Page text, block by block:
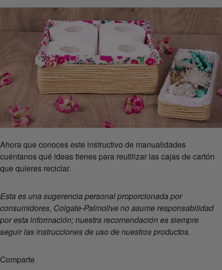
Ahora que conoces este instructivo de manualidades
cuéntanos qué ideas tienes para reutilizar las cajas de cartón
que quieres reciclar.
Esta es una sugerencia personal proporcionada por
consumidores, Colgate-Palmolive no asume responsabilidad
por esta información; nuestra recomendación es siempre
seguir las instrucciones de uso de nuestros productos.
Comparte